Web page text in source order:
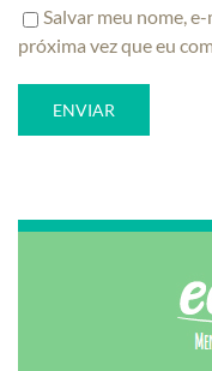
Salvar meu nome,
próxima vez que eu